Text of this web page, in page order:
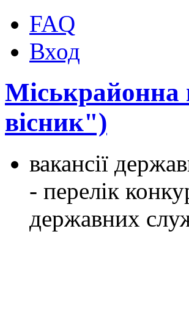
FAQ
Вход
вісник")
вакансії
- перелік
державних